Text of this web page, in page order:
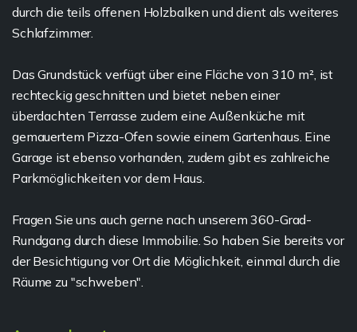
durch die teils offenen Holzbalken und dient als weiteres
Schlafzimmer.
Das Grundstück verfügt über eine Fläche von 310 m², ist
rechteckig geschnitten und bietet neben einer
überdachten Terrasse zudem eine Außenküche mit
gemauertem Pizza-Ofen sowie einem Gartenhaus. Eine
Garage ist ebenso vorhanden, zudem gibt es zahlreiche
Parkmöglichkeiten vor dem Haus.
Fragen Sie uns auch gerne nach unserem 360-Grad-
Rundgang durch diese Immobilie. So haben Sie bereits vor
der Besichtigung vor Ort die Möglichkeit, einmal durch die
Räume zu "schweben".